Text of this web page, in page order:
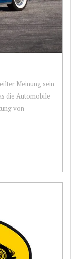
Meinung sein
die Automobile
von